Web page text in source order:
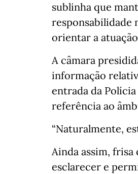
sublinha que
responsabilidade
orientar a
A câmara
informação
entrada da
referência ao
“Naturalmente,
Ainda assim, frisa
esclarecer e